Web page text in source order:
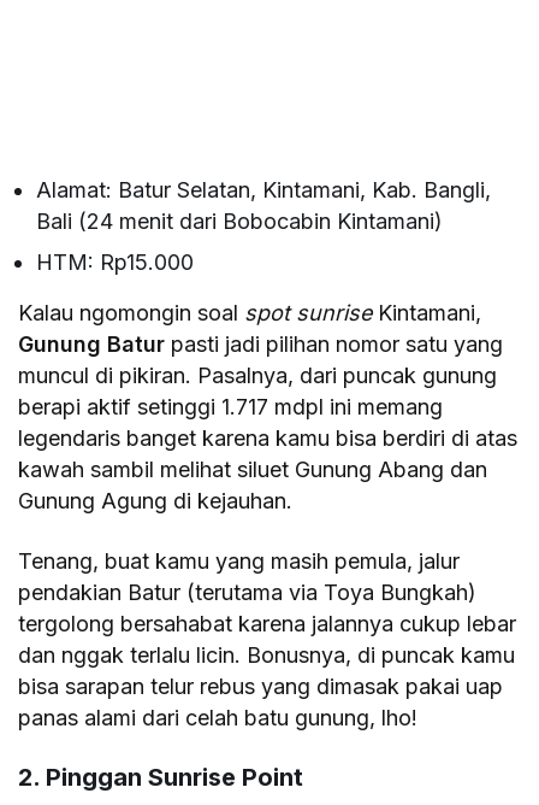
Alamat: Batur Selatan, Kintamani, Kab. Bangli,
Bali (24 menit dari Bobocabin Kintamani)
HTM: Rp15.000
Kalau ngomongin soal spot sunriseKintamani,
Gunung Batur pasti jadi pilihan nomor satu yang
muncul di pikiran. Pasalnya, dari puncak gunung
berapi aktif setinggi 1.717 mdpl ini memang
legendaris banget karena kamu bisa berdiri di atas
kawah sambil melihat siluet Gunung Abang dan
Gunung Agung di kejauhan.
Tenang, buat kamu yang masih pemula, jalur
pendakian Batur (terutama via Toya Bungkah)
tergolong bersahabat karena jalannya cukup lebar
dan nggak terlalu licin. Bonusnya, di puncak kamu
bisa sarapan telur rebus yang dimasak pakai uap
panas alami dari celah batu gunung, lho!
2. Pinggan Sunrise Point